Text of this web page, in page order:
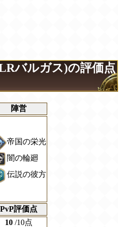
バルガス)の評価点
陣営
帝国の栄光
闇の輪廻
伝説の彼方
PvP評価点
10/10点